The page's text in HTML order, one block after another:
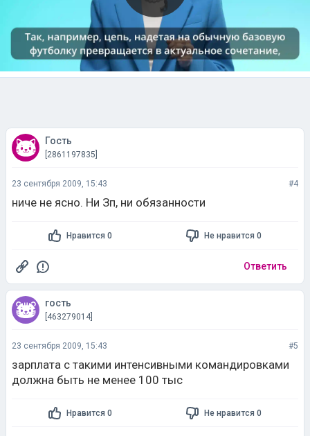
Гость
[2861197835]
23 сентября 2009, 15:43 #4
ниче не ясно. Ни Зп, ни обязанности
Нравится 0 Не нравится 0
Ответить
гость
[463279014]
23 сентября 2009, 15:43 #5
зарплата с такими интенсивными командировками
должна быть не менее 100 тыс
Нравится 0 Не нравится 0